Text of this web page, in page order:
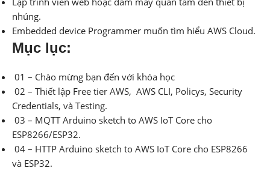
nhúng.
Embedded device Programmer muốn tìm hiểu AWS Cloud.
Mục lục:
01 – Chào mừng bạn đến với khóa học
02 – Thiết lập Free tier AWS, AWS CLI, Policys, Security
Credentials, và Testing.
03 – MQTT Arduino sketch to AWS IoT Core cho
ESP8266/ESP32.
04 – HTTP Arduino sketch to AWS IoT Core cho ESP8266
và ESP32.